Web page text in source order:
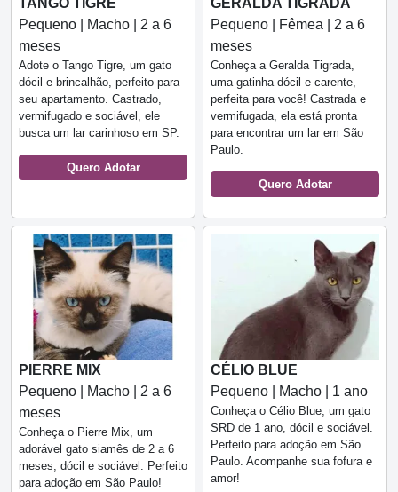
Pequeno | Macho | 2 a 6
meses
Adote o Tango Tigre, um gato
dócil e brincalhão, perfeito para
seu apartamento. Castrado,
vermifugado e sociável, ele
busca um lar carinhoso em SP.
Quero Adotar
Pequeno | Fêmea | 2 a 6
meses
Conheça a Geralda Tigrada,
uma gatinha dócil e carente,
perfeita para você! Castrada e
vermifugada, ela está pronta
para encontrar um lar em São
Paulo.
Quero Adotar
PIERRE MIX
Pequeno | Macho | 2 a 6
meses
Conheça o Pierre Mix, um
adorável gato siamês de 2 a 6
meses, dócil e sociável. Perfeito
para adoção em São Paulo!
CÉLIO BLUE
Pequeno | Macho | 1 ano
Conheça o Célio Blue, um gato
SRD de 1 ano, dócil e sociável.
Perfeito para adoção em São
Paulo. Acompanhe sua fofura e
amor!